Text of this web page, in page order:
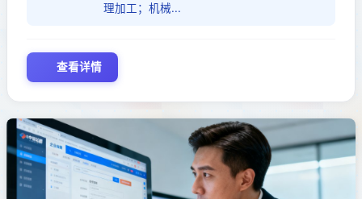
理加工；机械...
查看详情